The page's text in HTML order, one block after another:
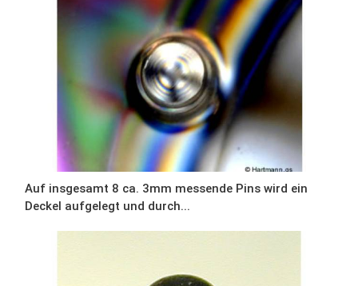
Auf insgesamt 8 ca. 3mm messende Pins wird ein
Deckel aufgelegt und durch...